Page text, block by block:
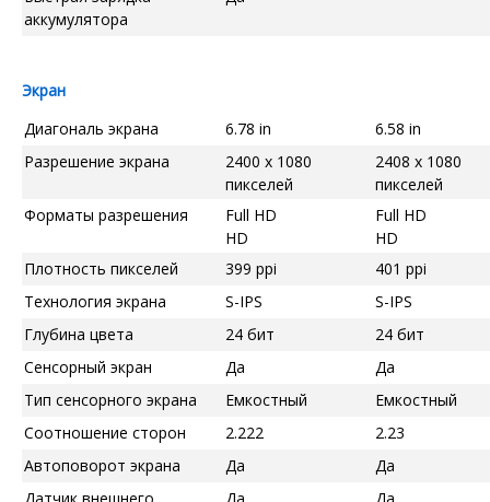
аккумулятора
Экран
Диагональ экрана
6.78 in
6.58 in
Разрешение экрана
2400 x 1080
пикселей
2408 x 1080
пикселей
Форматы разрешения
Full HD
HD
Full HD
HD
Плотность пикселей
399 ppi
401 ppi
Технология экрана
S-IPS
S-IPS
Глубина цвета
24 бит
24 бит
Сенсорный экран
Да
Да
Тип сенсорного экрана
Емкостный
Емкостный
Соотношение сторон
2.222
2.23
Автоповорот экрана
Да
Да